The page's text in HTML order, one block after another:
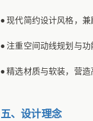
•现代简约设计风格，
• 注重空间动线规划与功
•精选材质与软装，营
五、设计理念